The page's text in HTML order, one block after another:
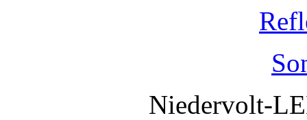
Niedervolt-